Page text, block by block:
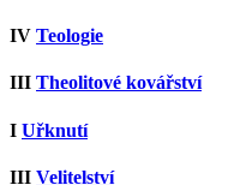
IV Teologie
III Theolitové kovářství
I Uřknutí
III Velitelství